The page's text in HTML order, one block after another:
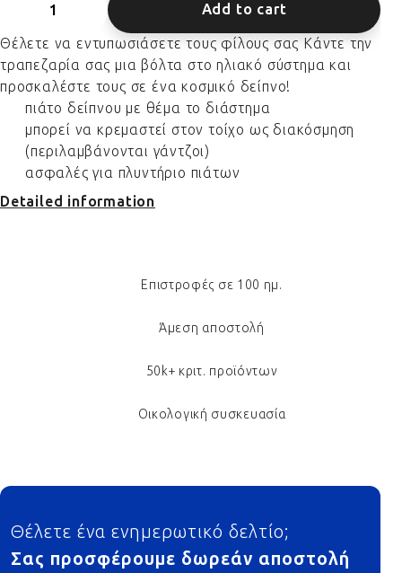
Add to cart
Θέλετε να εντυπωσιάσετε τους φίλους σας Κάντε την
τραπεζαρία σας μια βόλτα στο ηλιακό σύστημα και
προσκαλέστε τους σε ένα κοσμικό δείπνο!
πιάτο δείπνου με θέμα το διάστημα
μπορεί να κρεμαστεί στον τοίχο ως διακόσμηση
(περιλαμβάνονται γάντζοι)
ασφαλές για πλυντήριο πιάτων
Detailed information
Επιστροφές σε 100 ημ.
Άμεση αποστολή
50k+ κριτ. προϊόντων
Οικολογική συσκευασία
Footer
Θέλετε ένα ενημερωτικό δελτίο;
Σας προσφέρουμε δωρεάν αποστολή